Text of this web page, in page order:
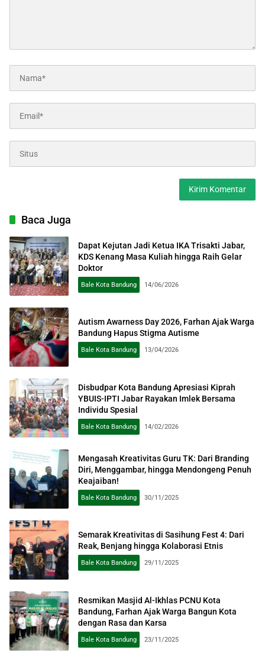
Baca Juga
Dapat Kejutan Jadi Ketua IKA Trisakti Jabar,
KDS Kenang Masa Kuliah hingga Raih Gelar
Doktor
Bale Kota Bandung 14/06/2026
Autism Awarness Day 2026, Farhan Ajak Warga
Bandung Hapus Stigma Autisme
Bale Kota Bandung 13/04/2026
Disbudpar Kota Bandung Apresiasi Kiprah
YBUIS-IPTI Jabar Rayakan Imlek Bersama
Individu Spesial
Bale Kota Bandung 14/02/2026
Mengasah Kreativitas Guru TK: Dari Branding
Diri, Menggambar, hingga Mendongeng Penuh
Keajaiban!
Bale Kota Bandung 30/11/2025
Semarak Kreativitas di Sasihung Fest 4: Dari
Reak, Benjang hingga Kolaborasi Etnis
Bale Kota Bandung 29/11/2025
Resmikan Masjid Al-Ikhlas PCNU Kota
Bandung, Farhan Ajak Warga Bangun Kota
dengan Rasa dan Karsa
Bale Kota Bandung 23/11/2025